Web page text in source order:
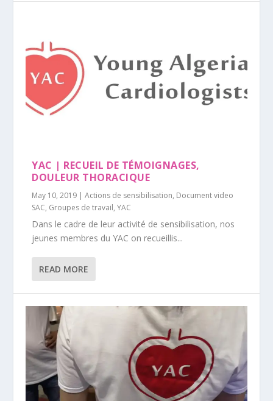
YAC | RECUEIL DE TÉMOIGNAGES,
DOULEUR THORACIQUE
May 10, 2019 |Actions de sensibilisation, Document video
SAC, Groupes de travail,YAC
Dans le cadre de leur activité de sensibilisation, nos
jeunes membres du YAC on recueillis...
READ MORE